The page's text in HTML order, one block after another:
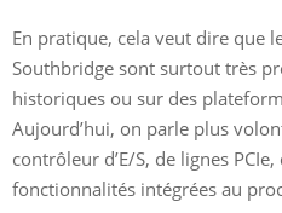
En pratique, cela veut dire que
Southbridge sont surtout très
historiques ou sur des
Aujourd’hui, on parle plus
contrôleur d’E/S, de lignes PCIe,
fonctionnalités intégrées au